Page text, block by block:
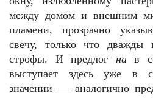
между домом и внешним
пламени, прозрачно
свечу, только что
строфы. И предлог нав
выступает здесь уже в
значении — аналогично